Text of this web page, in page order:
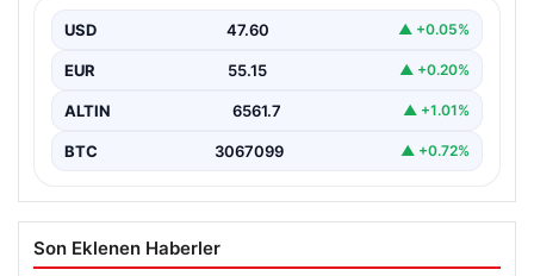
başlangıcını ilan eden Cumhuriyet Halk Partisi (CHP)
Genel…
USD 47.60 ▲ +0.05%
EUR 55.15 ▲ +0.20%
ALTIN 6561.7 ▲ +1.01%
BTC 3067099 ▲ +0.72%
Son Eklenen Haberler